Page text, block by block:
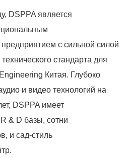
DSPPA является
с сильной силой
стандарта для
Китая. Глубоко
и видео технологий на
DSPPA имеет
& D базы, сотни
и сад-стиль